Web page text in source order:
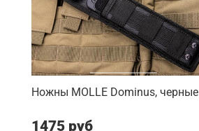
Ножны MOLLE Dominus, черные
1475 руб